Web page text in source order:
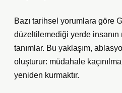
Bazı tarihsel yorumlara göre
düzeltilemediği yerde insanın
tanımlar. Bu yaklaşım,
oluşturur: müdahale
yeniden kurmaktır.